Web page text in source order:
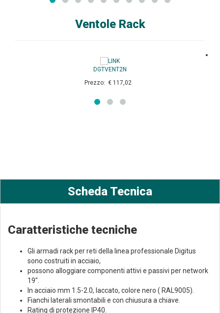
Ventole Rack
DGTVENT2N
Prezzo: € 117,02
Scheda Tecnica
Caratteristiche tecniche
Gli armadi rack per reti della linea professionale Digitus
sono costruiti in acciaio,
possono alloggiare componenti attivi e passivi per network
19".
In acciaio mm 1.5-2.0, laccato, colore nero ( RAL9005).
Fianchi laterali smontabili e con chiusura a chiave.
Rating di protezione IP40.